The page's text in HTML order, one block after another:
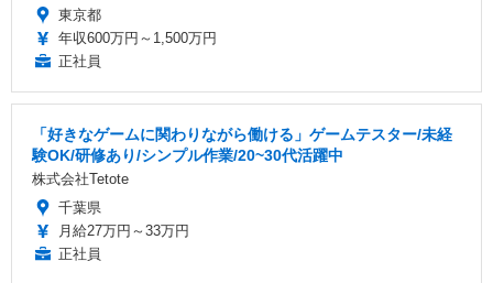
東京都
年収600万円～1,500万円
正社員
「好きなゲームに関わりながら働ける」ゲームテスター/未経
験OK/研修あり/シンプル作業/20~30代活躍中
株式会社Tetote
千葉県
月給27万円～33万円
正社員